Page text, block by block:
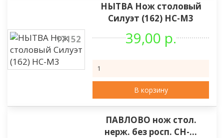
17152
НЫТВА Нож столовый
Силуэт (162) НС-М3
39,00 р.
В корзину
ПАВЛОВО нож стол.
нерж. без росп. СН-...